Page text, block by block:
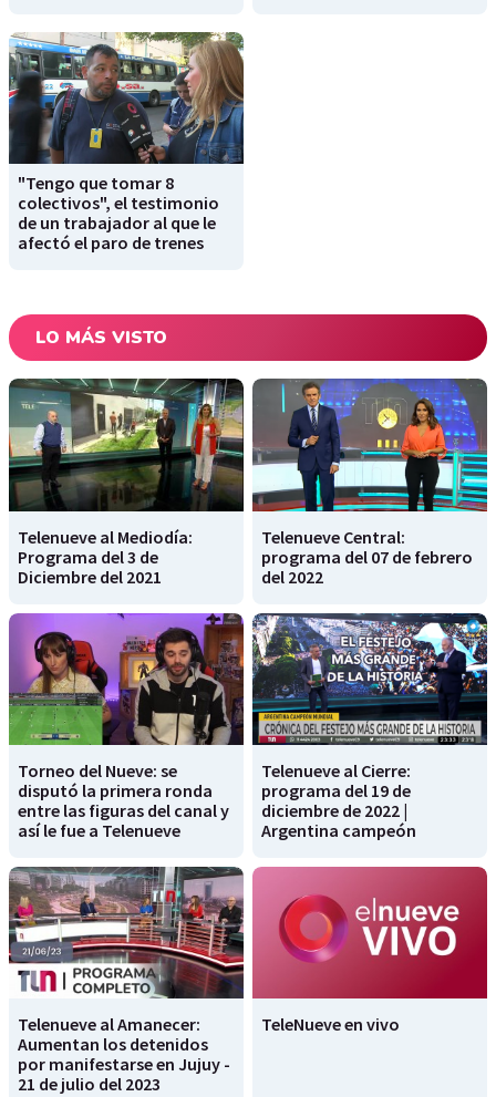
"Tengo que tomar 8
colectivos", el testimonio
de un trabajador al que le
afectó el paro de trenes
LO MÁS VISTO
Telenueve al Mediodía:
Programa del 3 de
Diciembre del 2021
Telenueve Central:
programa del 07 de febrero
del 2022
Torneo del Nueve: se
disputó la primera ronda
entre las figuras del canal y
así le fue a Telenueve
Telenueve al Cierre:
programa del 19 de
diciembre de 2022 |
Argentina campeón
Telenueve al Amanecer:
Aumentan los detenidos
por manifestarse en Jujuy -
21 de julio del 2023
TeleNueve en vivo